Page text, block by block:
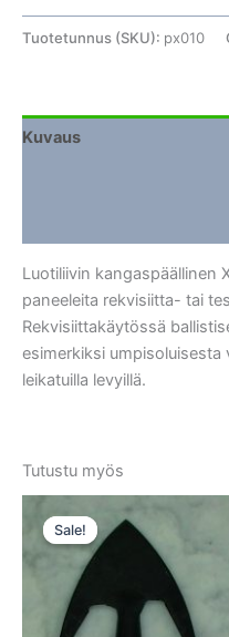
Tuotetunnus (SKU): px010
Kuvaus
Luotiliivin kangaspäällinen
paneeleita rekvisiitta- tai
Rekvisiittakäytössä
esimerkiksi
leikatuilla levyillä.
Tutustu myös
Sale!
Sale!